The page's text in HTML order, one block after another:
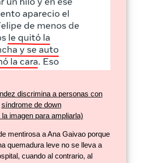
discrimina a personas con
síndrome de down
la imagen para ampliarla)
mentirosa a Ana Gaivao porque
quemadura leve no se lleva a
cuando al contrario, al